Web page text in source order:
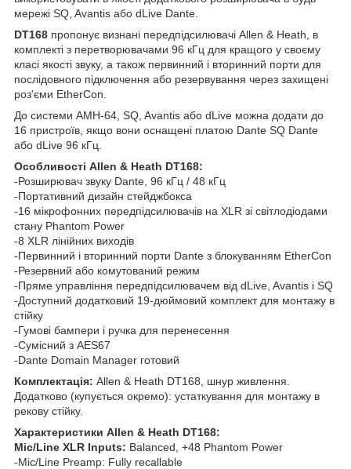
мережі SQ, Avantis або dLive Dante.
DT168 пропонує визнані передпідсилювачі Allen & Heath, в
комплекті з перетворювачами 96 кГц для кращого у своєму
класі якості звуку, а також первинний і вторинний порти для
послідовного підключення або резервування через захищені
роз'єми EtherCon.
До системи AMH-64, SQ, Avantis або dLive можна додати до
16 пристроїв, якщо вони оснащені платою Dante SQ Dante
або dLive 96 кГц.
Особливості Allen & Heath DT168:
-Розширювач звуку Dante, 96 кГц / 48 кГц
-Портативний дизайн стейджбокса
-16 мікрофонних передпідсилювачів на XLR зі світлодіодами
стану Phantom Power
-8 XLR лінійних виходів
-Первинний і вторинний порти Dante з блокуванням EtherCon
-Резервний або комутований режим
-Пряме управління передпідсилювачем від dLive, Avantis і SQ
-Доступний додатковий 19-дюймовий комплект для монтажу в
стійку
-Гумові бампери і ручка для перенесення
-Сумісний з AES67
-Dante Domain Manager готовий
Комплектація: Allen & Heath DT168, шнур живлення.
Додатково (купується окремо): устаткування для монтажу в
рекову стійку.
Характеристики Allen & Heath DT168:
Mic/Line XLR Inputs: Balanced, +48 Phantom Power
-Mic/Line Preamp: Fully recallable